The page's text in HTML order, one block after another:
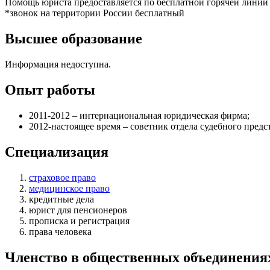
Помощь юриста предоставляется по бесплатной горячей линии
*звонок на территории России бесплатный
Высшее образование
Информация недоступна.
Опыт работы
2011-2012 – интернациональная юридическая фирма;
2012-настоящее время – советник отдела судебного
Специализация
страховое право
медицинское право
кредитные дела
юрист для пенсионеров
прописка и регистрация
права человека
Членство в общественных